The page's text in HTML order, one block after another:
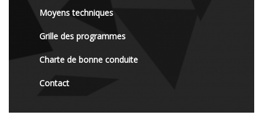
Moyens techniques
Grille des programmes
Charte de bonne conduite
Contact